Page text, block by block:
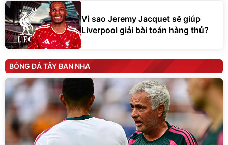
Vì sao Jeremy Jacquet sẽ giúp
Liverpool giải bài toán hàng thủ?
BÓNG ĐÁ TÂY BAN NHA